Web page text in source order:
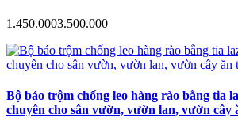
1.450.0003.500.000
Bộ báo trộm chống leo hàng rào bằng tia
chuyên cho sân vườn, vườn lan, vườn cây